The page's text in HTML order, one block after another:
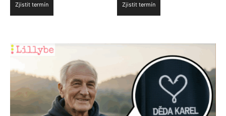
Zjistit termín Zjistit termín